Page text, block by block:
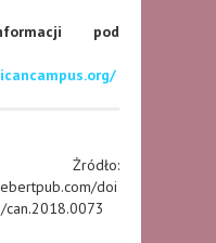
pod
doi